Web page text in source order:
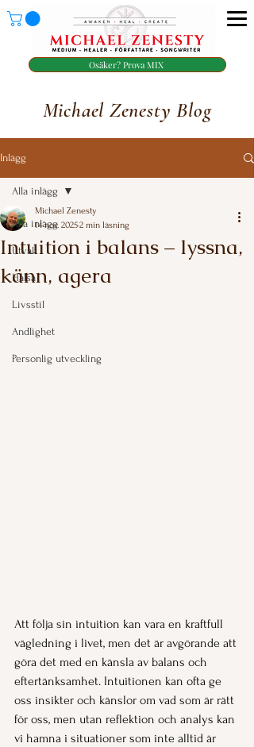
Osäker? Prova MIX
Michael Zenesty Blog
Inlägg
Alla inlägg
Utvalt
Hälsa
Livsstil
Andlighet
Personlig utveckling
Alla inlägg
Intuition i balans – lyssna,
känn, agera
Michael Zenesty
14 nov. 20252 min läsning
Att följa sin intuition kan vara en kraftfull
vägledning i livet, men det är avgörande att
göra det med en känsla av balans och
eftertänksamhet. Intuitionen kan ofta ge
oss insikter och känslor om vad som är rätt
för oss, men utan reflektion och analys kan
vi hamna i situationer som inte alltid är